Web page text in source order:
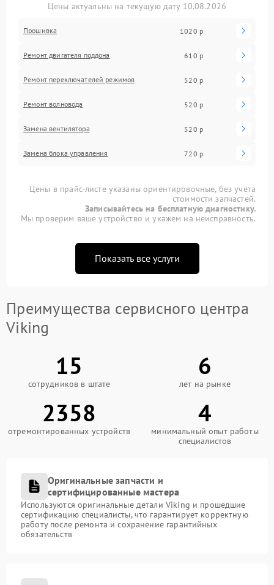
Цены актуальны на текущую дату 10.08.2026
Прошивка 1020 р
Ремонт двигателя поддона 610 р
Ремонт переключателей режимов 520 р
Ремонт волновода 520 р
Замена вентилятора 520 р
Замена блока управления 720 р
Цены в прайс-листе указаны ориентировочные, без учета
стоимости запчастей.
Записывайтесь на бесплатную диагностику.
Мы проверим ваше устройство и укажем на неисправность.
Показать все услуги
Преимущества сервисного центра
Viking
15
сотрудников в штате
6
лет на рынке
2358
отремонтированных устройств
4
минимальный опыт работы
специалистов
Оригинальные запчасти и
сертифицированные мастера
Используются оригинальные детали Viking и прошедшие
сертификацию специалисты, что гарантирует корректную
работу после ремонта и сохранение гарантийных
обязательств